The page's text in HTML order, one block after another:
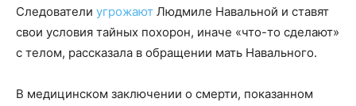
Следователи угрожают Людмиле Навальной и ставят
свои условия тайных похорон, иначе «что-то сделают»
с телом, рассказала в обращении мать Навального.
В медицинском заключении о смерти, показанном